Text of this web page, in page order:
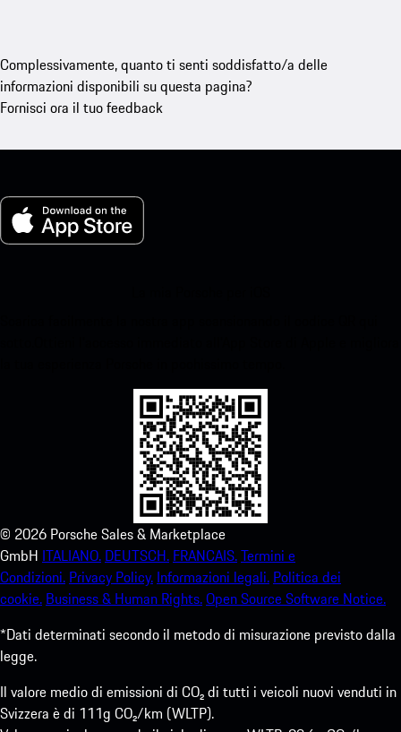
Complessivamente, quanto ti senti soddisfatto/a delle
informazioni disponibili su questa pagina?
Fornisci ora il tuo feedback
© 2026 Porsche Sales & Marketplace
GmbH ITALIANO. DEUTSCH. FRANCAIS.Termini e
Condizioni. Privacy Policy. Informazioni legali. Politica dei
cookie. Business & Human Rights.Open Source Software Notice.
*Dati determinati secondo il metodo di misurazione previsto dalla
legge.
Il valore medio di emissioni di CO₂ di tutti i veicoli nuovi venduti in
Svizzera è di 111g CO₂/km (WLTP).